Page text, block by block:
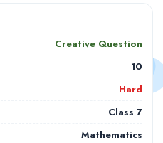
Creative Question
10
Hard
Class 7
Mathematics